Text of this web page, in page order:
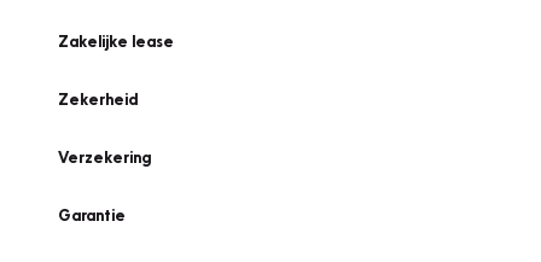
Zakelijke lease
Zekerheid
Verzekering
Garantie